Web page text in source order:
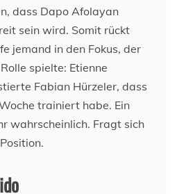
dass Dapo Afolayan
sein wird. Somit rückt
jemand in den Fokus, der
spielte: Etienne
Fabian Hürzeler, dass
trainiert habe. Ein
wahrscheinlich. Fragt sich